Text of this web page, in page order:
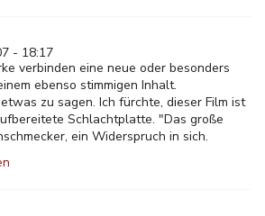
- 18:17
verbinden eine neue oder besonders
ebenso stimmigen Inhalt.
zu sagen. Ich fürchte, dieser Film ist
Schlachtplatte. "Das große
ein Widerspruch in sich.